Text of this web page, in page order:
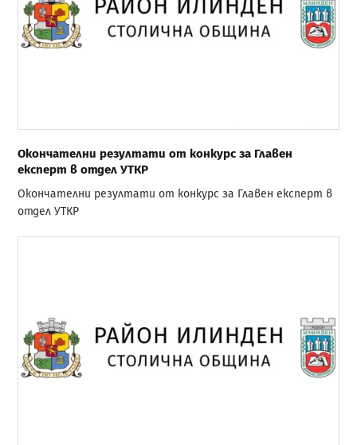
Окончателни резултати от конкурс за Главен
експерт в отдел УТКР
Окончателни резултати от конкурс за Главен експерт в
отдел УТКР